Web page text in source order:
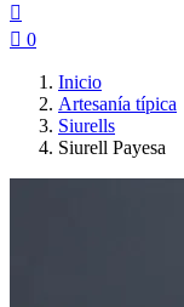

 0
Inicio
Artesanía típica
Siurells
Siurell Payesa